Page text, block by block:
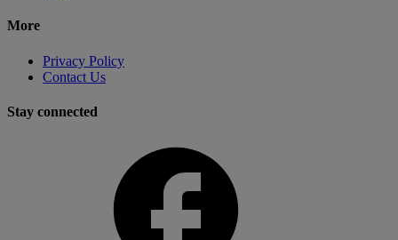
More
Privacy Policy
Contact Us
Stay connected